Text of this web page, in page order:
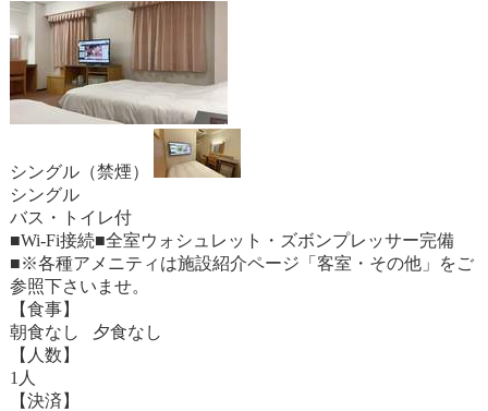
シングル（禁煙）
シングル
バス・トイレ付
■Wi-Fi接続■全室ウォシュレット・ズボンプレッサー完備
■※各種アメニティは施設紹介ページ「客室・その他」をご
参照下さいませ。
【食事】
朝食なし 夕食なし
【人数】
1人
【決済】